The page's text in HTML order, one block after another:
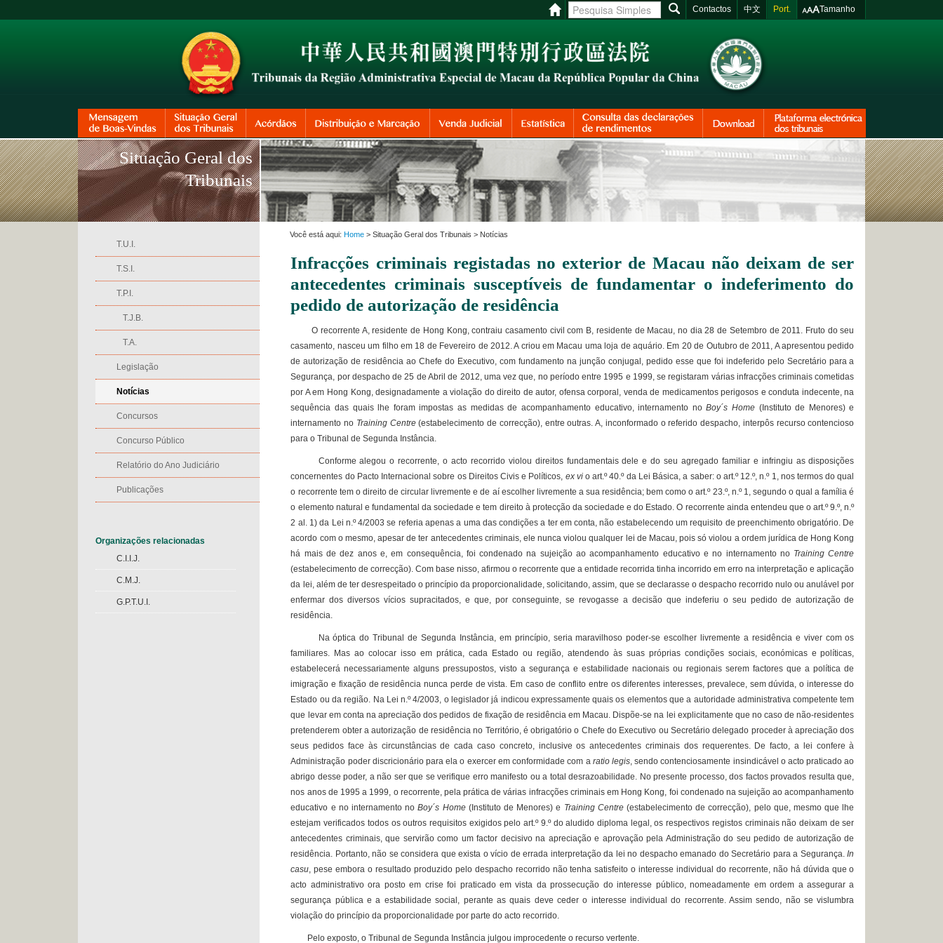
Contactos 中文 Port. Tamanho
Situação Geral dos
Tribunais
Organizações relacionadas
C.I.I.J.
C.M.J.
G.P.T.U.I.
T.U.I.
T.S.I.
T.P.I.
T.J.B.
T.A.
Legislação
Notícias
Concursos
Concurso Público
Relatório do Ano Judiciário
Publicações
Você está aqui:Home > Situação Geral dos Tribunais > Notícias
Infracções criminais registadas no exterior de Macau não deixam de ser
antecedentes criminais susceptíveis de fundamentar o indeferimento do
pedido de autorização de residência
O recorrente A, residente de Hong Kong, contraiu casamento civil com B, residente de Macau, no dia 28 de Setembro de 2011. Fruto do seu
casamento, nasceu um filho em 18 de Fevereiro de 2012. A criou em Macau uma loja de aquário. Em 20 de Outubro de 2011, A apresentou pedido
de autorização de residência ao Chefe do Executivo, com fundamento na junção conjugal, pedido esse que foi indeferido pelo Secretário para a
Segurança, por despacho de 25 de Abril de 2012, uma vez que, no período entre 1995 e 1999, se registaram várias infracções criminais cometidas
por A em Hong Kong, designadamente a violação do direito de autor, ofensa corporal, venda de medicamentos perigosos e conduta indecente, na
sequência das quais lhe foram impostas as medidas de acompanhamento educativo, internamento noBoy´s Home (Instituto de Menores) e
internamento no Training Centre(estabelecimento de correcção), entre outras. A, inconformado o referido despacho, interpôs recurso contencioso
para o Tribunal de Segunda Instância.
Conforme alegou o recorrente, o acto recorrido violou direitos fundamentais dele e do seu agregado familiar e infringiu as disposições
concernentes do Pacto Internacional sobre os Direitos Civis e Políticos, ex vio art.º 40.º da Lei Básica, a saber: o art.º 12.º, n.º 1, nos termos do qual
o recorrente tem o direito de circular livremente e de aí escolher livremente a sua residência; bem como o art.º 23.º, n.º 1, segundo o qual a família é
o elemento natural e fundamental da sociedade e tem direito à protecção da sociedade e do Estado. O recorrente ainda entendeu que o art.º 9.º, n.º
2 al. 1) da Lei n.º 4/2003 se referia apenas a uma das condições a ter em conta, não estabelecendo um requisito de preenchimento obrigatório. De
acordo com o mesmo, apesar de ter antecedentes criminais, ele nunca violou qualquer lei de Macau, pois só violou a ordem jurídica de Hong Kong
há mais de dez anos e, em consequência, foi condenado na sujeição ao acompanhamento educativo e no internamento no Training Centre
(estabelecimento de correcção). Com base nisso, afirmou o recorrente que a entidade recorrida tinha incorrido em erro na interpretação e aplicação
da lei, além de ter desrespeitado o princípio da proporcionalidade, solicitando, assim, que se declarasse o despacho recorrido nulo ou anulável por
enfermar dos diversos vícios supracitados, e que, por conseguinte, se revogasse a decisão que indeferiu o seu pedido de autorização de
residência.
Na óptica do Tribunal de Segunda Instância, em princípio, seria maravilhoso poder-se escolher livremente a residência e viver com os
familiares. Mas ao colocar isso em prática, cada Estado ou região, atendendo às suas próprias condições sociais, económicas e políticas,
estabelecerá necessariamente alguns pressupostos, visto a segurança e estabilidade nacionais ou regionais serem factores que a política de
imigração e fixação de residência nunca perde de vista. Em caso de conflito entre os diferentes interesses, prevalece, sem dúvida, o interesse do
Estado ou da região. Na Lei n.º 4/2003, o legislador já indicou expressamente quais os elementos que a autoridade administrativa competente tem
que levar em conta na apreciação dos pedidos de fixação de residência em Macau. Dispõe-se na lei explicitamente que no caso de não-residentes
pretenderem obter a autorização de residência no Território, é obrigatório o Chefe do Executivo ou Secretário delegado proceder à apreciação dos
seus pedidos face às circunstâncias de cada caso concreto, inclusive os antecedentes criminais dos requerentes. De facto, a lei confere à
Administração poder discricionário para ela o exercer em conformidade com a ratio legis, sendo contenciosamente insindicável o acto praticado ao
abrigo desse poder, a não ser que se verifique erro manifesto ou a total desrazoabilidade. No presente processo, dos factos provados resulta que,
nos anos de 1995 a 1999, o recorrente, pela prática de várias infracções criminais em Hong Kong, foi condenado na sujeição ao acompanhamento
educativo e no internamento noBoy´s Home(Instituto de Menores) e Training Centre(estabelecimento de correcção), pelo que, mesmo que lhe
estejam verificados todos os outros requisitos exigidos pelo art.º 9.º do aludido diploma legal, os respectivos registos criminais não deixam de ser
antecedentes criminais, que servirão como um factor decisivo na apreciação e aprovação pela Administração do seu pedido de autorização de
residência. Portanto, não se considera que exista o vício de errada interpretação da lei no despacho emanado do Secretário para a Segurança.In
casu, pese embora o resultado produzido pelo despacho recorrido não tenha satisfeito o interesse individual do recorrente, não há dúvida que o
acto administrativo ora posto em crise foi praticado em vista da prossecução do interesse público, nomeadamente em ordem a assegurar a
segurança pública e a estabilidade social, perante as quais deve ceder o interesse individual do recorrente. Assim sendo, não se vislumbra
violação do princípio da proporcionalidade por parte do acto recorrido.
Pelo exposto, o Tribunal de Segunda Instância julgou improcedente o recurso vertente.